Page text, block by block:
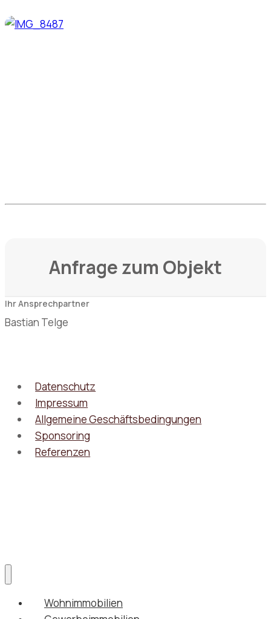
Anfrage zum Objekt
Bastian Telge
Datenschutz
Impressum
Allgemeine Geschäftsbedingungen
Sponsoring
Referenzen
Wohnimmobilien